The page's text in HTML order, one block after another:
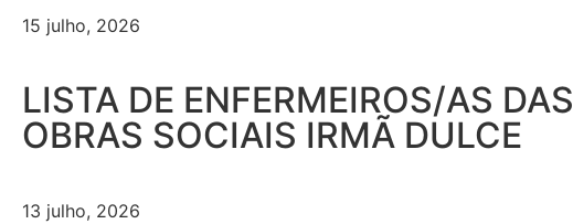
15 julho, 2026
LISTA DE ENFERMEIROS/AS DAS
OBRAS SOCIAIS IRMÃ DULCE
13 julho, 2026